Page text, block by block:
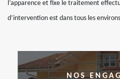
l’apparence et fixe le traitement
d’intervention est dans tous les
NOS